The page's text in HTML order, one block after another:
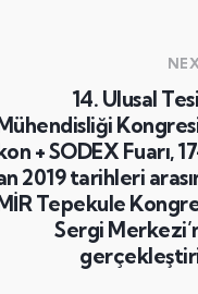
14. Ulusal
+ SODEX Fuarı,
2019 tarihleri
Tepekule
Sergi